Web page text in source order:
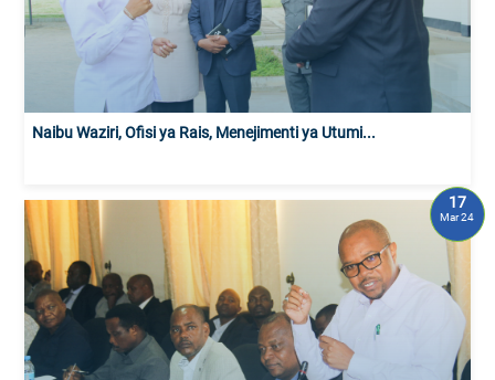
Naibu Waziri, Ofisi ya Rais, Menejimenti ya Utumi...
17
Mar 24